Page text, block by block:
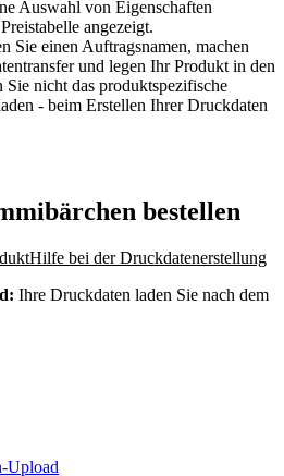
Auswahl von Eigenschaften
angezeigt.
Sie einen Auftragsnamen, machen
und legen Ihr Produkt in den
Sie nicht das produktspezifische
- beim Erstellen Ihrer Druckdaten
bestellen
Hilfe bei der Druckdatenerstellung
Ihre Druckdaten laden Sie nach dem
Upload